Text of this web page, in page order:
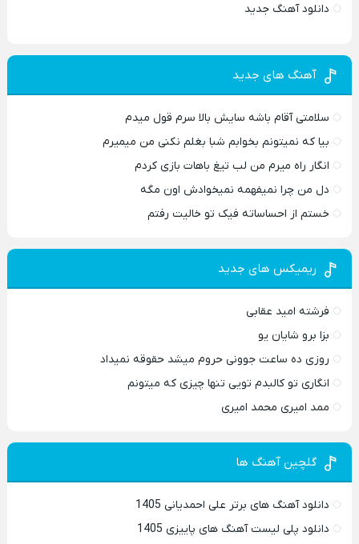
دانلود آهنگ جدید
آهنگ های جدید
سلامتی آقام باشه سایش بالا سرم قول میدم
بیا که نمیتونم بخوابم شبا بغلم نکنی من میمیرم
انگار راه میرم من لب تیغ باهات بازی کردم
دل من چرا نمیفهمه نمیخوادش اون مگه
خستم از احساساته فیک تو خالیت رفتم
ریمیکس های جدید
فرشته امید عقابی
بزا برو شایان یو
روزی ده ساعت جوونی حروم میشد حقوقه نمیداد
انگاری تو کالبدم تویی تنها چیزی که میتونم
ممد امیری محمد امیری
گلچین آهنگ ها
دانلود آهنگ های برتر علی احمدیانی 1405
دانلود پلی لیست آهنگ های پاییزی 1405